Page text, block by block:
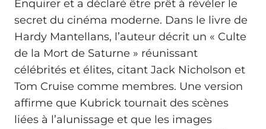
Enquirer et a déclaré être prêt à révéler le
secret du cinéma moderne. Dans le livre de
Hardy Mantellans, l’auteur décrit un « Culte
de la Mort de Saturne » réunissant
célébrités et élites, citant Jack Nicholson et
Tom Cruise comme membres. Une version
affirme que Kubrick tournait des scènes
liées à l’alunissage et que les images